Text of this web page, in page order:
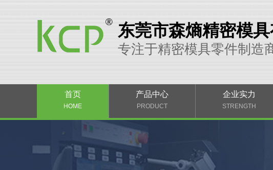
东莞市森熵精密模具
专注于精密模具零件制造
首页
HOME
产品中心
PRODUCT
企业实力
STRENGTH